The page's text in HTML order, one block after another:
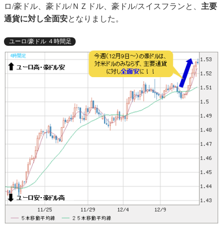
ロ/豪ドル、豪ドル/ＮＺドル、豪ドル/スイスフランと、 主要
通貨に対し全面安となりました。
ユーロ/豪ドル ４時間足